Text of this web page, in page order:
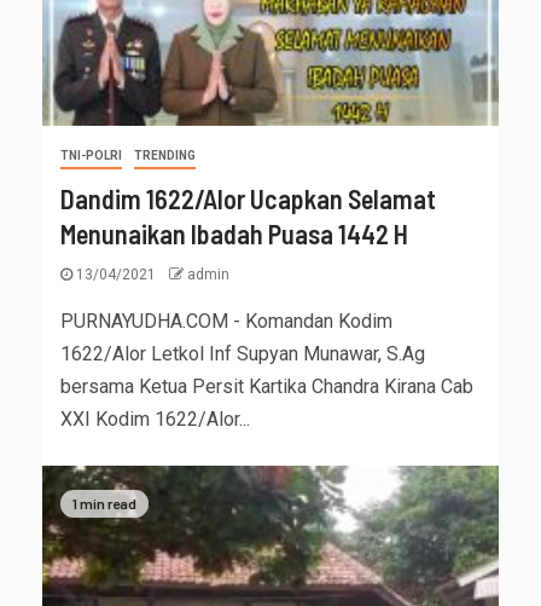
TNI-POLRI TRENDING
Dandim 1622/Alor Ucapkan Selamat
Menunaikan Ibadah Puasa 1442 H
13/04/2021 admin
PURNAYUDHA.COM - Komandan Kodim
1622/Alor Letkol Inf Supyan Munawar, S.Ag
bersama Ketua Persit Kartika Chandra Kirana Cab
XXI Kodim 1622/Alor...
1 min read